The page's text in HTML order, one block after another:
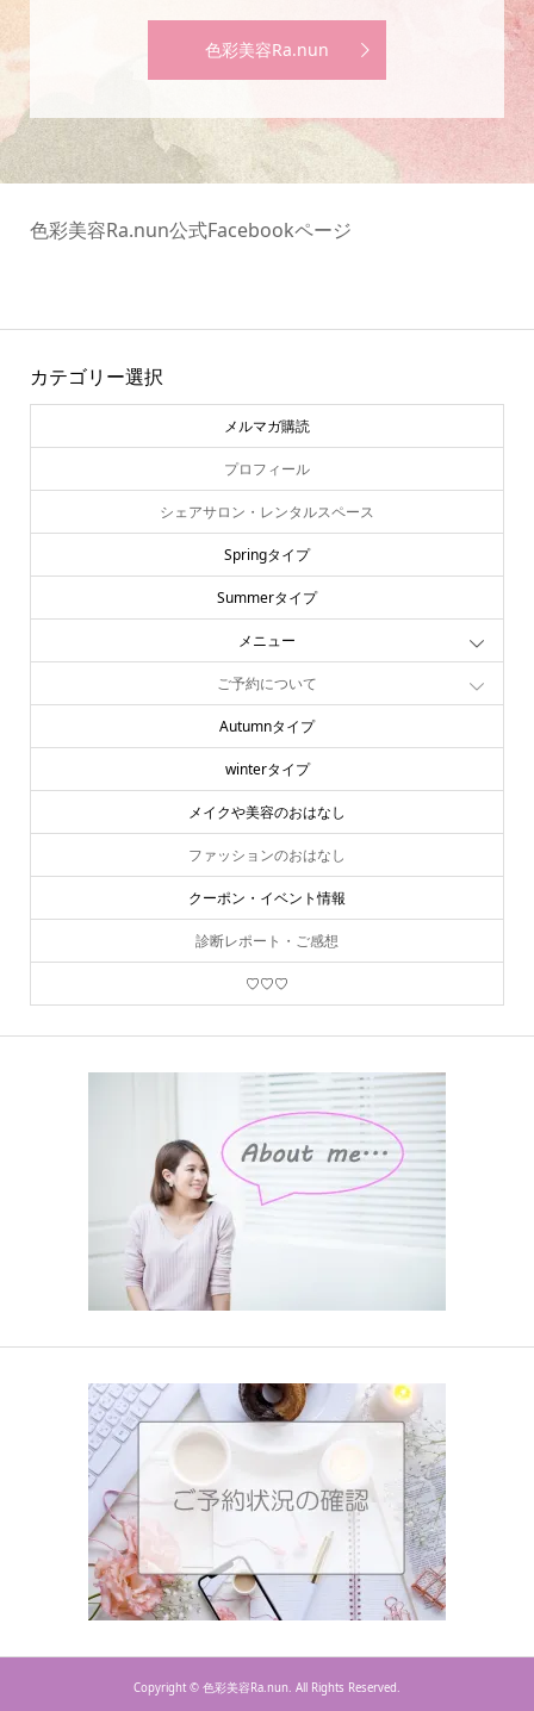
色彩美容Ra.nun
色彩美容Ra.nun公式Facebookページ
カテゴリー選択
メルマガ購読
プロフィール
シェアサロン・レンタルスペース
Springタイプ
Summerタイプ
メニュー
ご予約について
Autumnタイプ
winterタイプ
メイクや美容のおはなし
ファッションのおはなし
クーポン・イベント情報
診断レポート・ご感想
♡♡♡
Copyright © 色彩美容Ra.nun. All Rights Reserved.